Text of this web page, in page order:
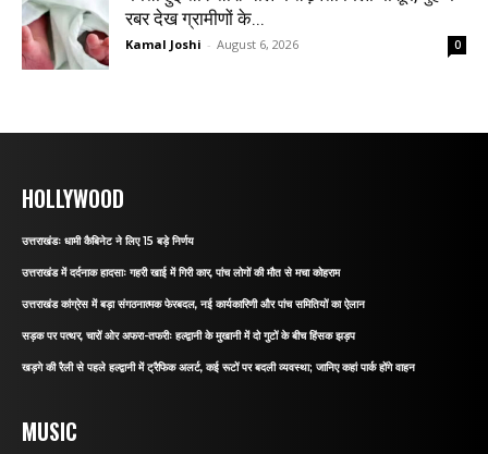
रबर देख ग्रामीणों के...
Kamal Joshi - August 6, 2026 0
HOLLYWOOD
उत्तराखंडः धामी कैबिनेट ने लिए 15 बड़े निर्णय
उत्तराखंड में दर्दनाक हादसाः गहरी खाई में गिरी कार, पांच लोगों की मौत से मचा कोहराम
उत्तराखंड कांग्रेस में बड़ा संगठनात्मक फेरबदल, नई कार्यकारिणी और पांच समितियों का ऐलान
सड़क पर पत्थर, चारों ओर अफरा-तफरीः हल्द्वानी के मुखानी में दो गुटों के बीच हिंसक झड़प
खड़गे की रैली से पहले हल्द्वानी में ट्रैफिक अलर्ट, कई रूटों पर बदली व्यवस्था; जानिए कहां पार्क होंगे वाहन
MUSIC